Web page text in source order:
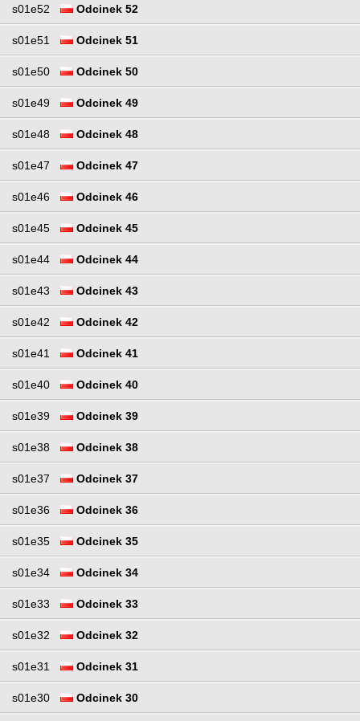
s01e52 Odcinek 52
s01e51 Odcinek 51
s01e50 Odcinek 50
s01e49 Odcinek 49
s01e48 Odcinek 48
s01e47 Odcinek 47
s01e46 Odcinek 46
s01e45 Odcinek 45
s01e44 Odcinek 44
s01e43 Odcinek 43
s01e42 Odcinek 42
s01e41 Odcinek 41
s01e40 Odcinek 40
s01e39 Odcinek 39
s01e38 Odcinek 38
s01e37 Odcinek 37
s01e36 Odcinek 36
s01e35 Odcinek 35
s01e34 Odcinek 34
s01e33 Odcinek 33
s01e32 Odcinek 32
s01e31 Odcinek 31
s01e30 Odcinek 30